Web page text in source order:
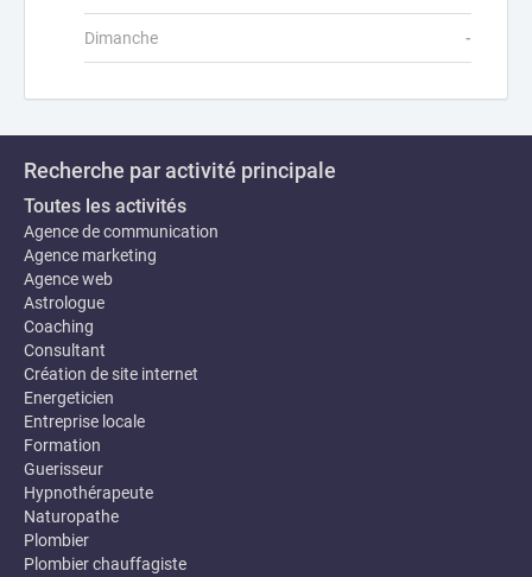
Dimanche -
Recherche par activité principale
Toutes les activités
Agence de communication
Agence marketing
Agence web
Astrologue
Coaching
Consultant
Création de site internet
Energeticien
Entreprise locale
Formation
Guerisseur
Hypnothérapeute
Naturopathe
Plombier
Plombier chauffagiste